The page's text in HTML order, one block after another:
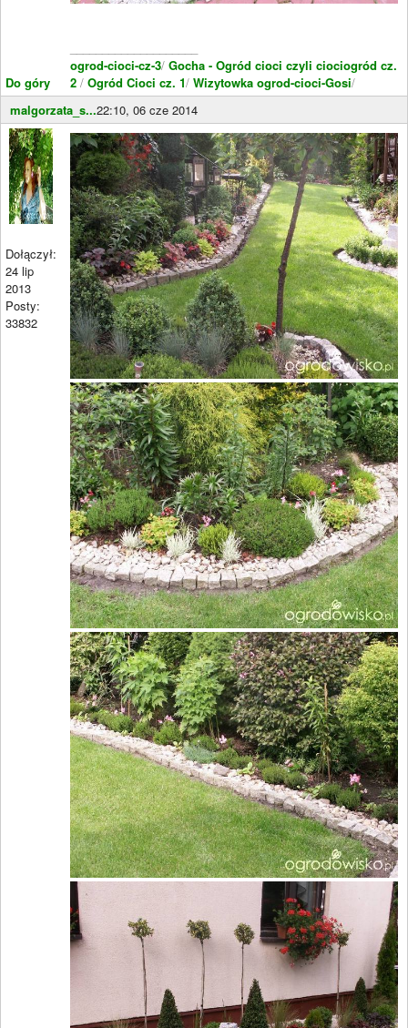
Do góry
ogrod-cioci-cz-3/ Gocha - Ogród cioci czyli ciociogród cz.
2 / Ogród Cioci cz. 1/ Wizytowka ogrod-cioci-Gosi/
malgorzata_s...22:10, 06 cze 2014
Dołączył:
24 lip
2013
Posty:
33832